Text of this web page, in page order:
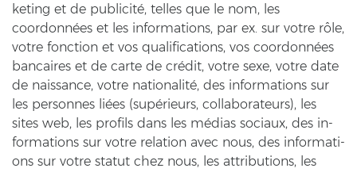
ke­ting et de publicité, tel­les que le nom, les
coordonnées et les in­for­ma­ti­ons, par ex. sur votre rôle,
votre fonc­tion et vos qua­li­fi­ca­ti­ons, vos coordonnées
ban­cai­res et de carte de crédit, votre sexe, votre date
de nais­sance, votre nationalité, des in­for­ma­ti­ons sur
les per­son­nes liées (supérieurs, col­la­bo­ra­teurs), les
sites web, les pro­fils dans les médias so­ci­aux, des in­
for­ma­ti­ons sur votre re­la­ti­on avec nous, des in­for­ma­ti­
ons sur votre sta­tut chez nous, les at­tri­bu­ti­ons, les